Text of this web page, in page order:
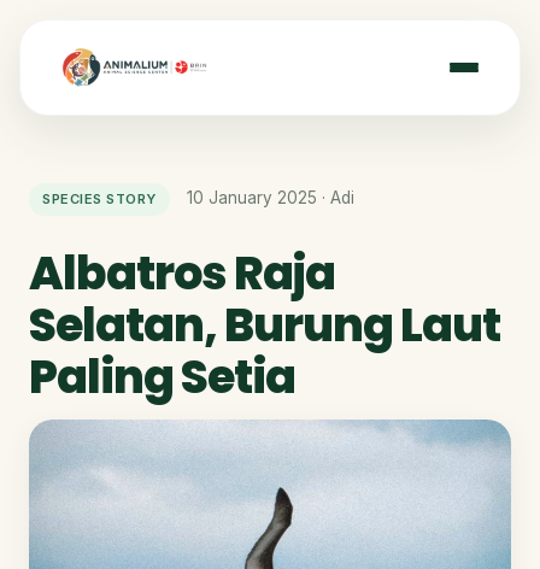
SPECIES STORY 10 January 2025 · Adi
Albatros Raja
Selatan, Burung Laut
Paling Setia